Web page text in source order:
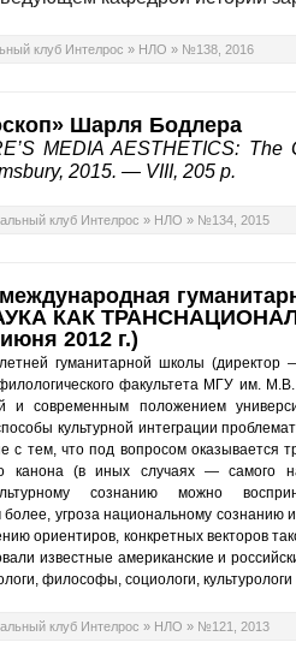
клуб Интелрос » НЛО » №138, 2016
Шарля Бодлера
MEDIA AESTHETICS:
2015. — VIII, 205 p.
клуб Интелрос » НЛО » №134, 2015
КАК
2012 г.)
гуманитарной школы
факультета МГУ им.
и современным положением
культурной интегра­ции
с тем, что под вопросом оказывается
канона (в иных случаях — самого
сознанию можно
угроза национальному сознанию
ориентиров, конкретных векторов
известные американские и
философы, со­циологи,
клуб Интелрос » НЛО » №121, 2013